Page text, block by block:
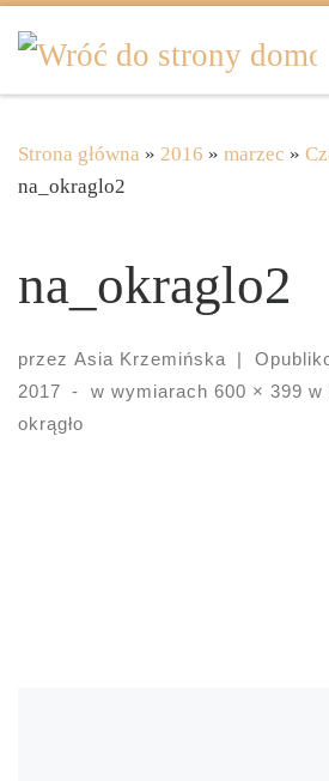
Skip to content
Strona główna » 2016 » marzec »
na_okraglo2
na_okraglo2
przez Asia Krzemińska |
2017
- w wymiarach 600 × 399 w
okrągło